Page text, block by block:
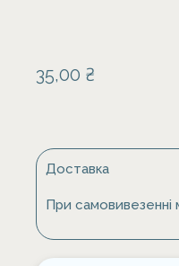
35,00 ₴
Доставка
При самовивезенні